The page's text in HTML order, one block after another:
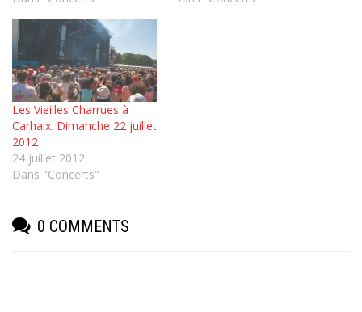
Les Vieilles Charrues à
Carhaix. Dimanche 22 juillet
2012
24 juillet 2012
Dans "Concerts"
0 COMMENTS